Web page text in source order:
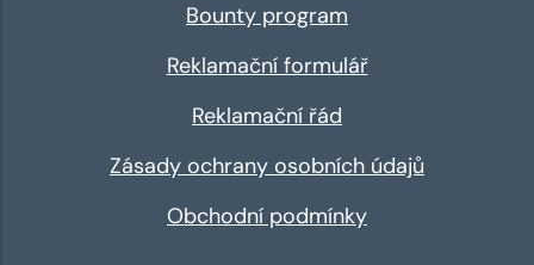
Bounty program
Reklamační formulář
Reklamační řád
Zásady ochrany osobních údajů
Obchodní podmínky